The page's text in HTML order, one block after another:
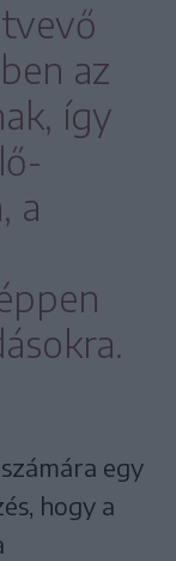
az
így
a
egy
hogy a